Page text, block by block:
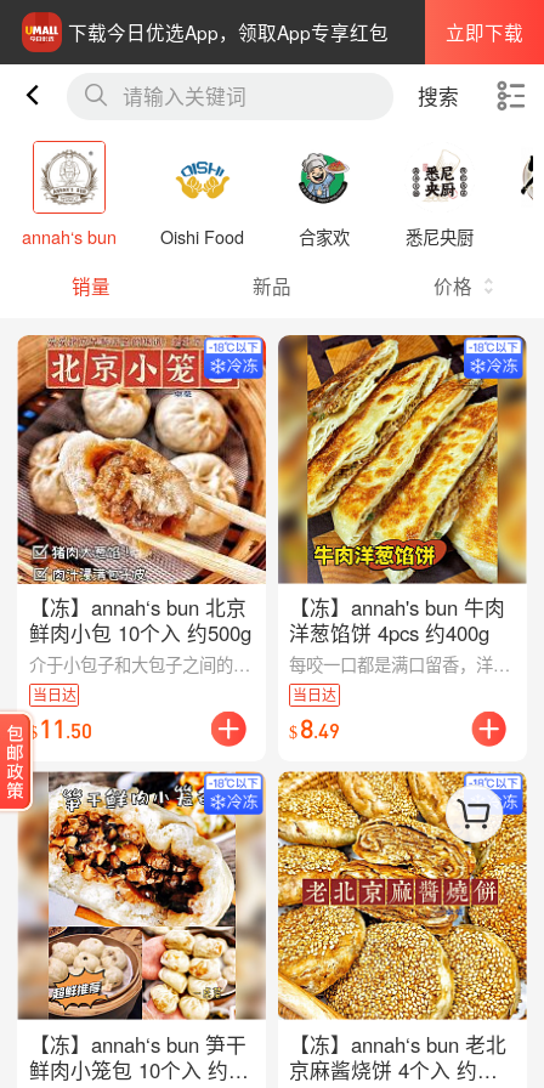
下载今日优选App，领取App专享红包 立即下载
请输入关键词 搜索
annah‘s bun Oishi Food 合家欢 悉尼央厨
销量 新品 价格
【冻】annah‘s bun 北京
鲜肉小包 10个入 约500g
介于小包子和大包子之间的“小笼包” 面皮口感送松软软还有筋性，用的三七比的后腿肉相对肉更香！全部真材实料和家里做的味道一样，也很适合小朋友吃~
当日达
$11.50
【冻】annah‘s bun 笋干
鲜肉小笼包 10个入 约
【冻】annah's bun 牛肉
洋葱馅饼 4pcs 约400g
每咬一口都是满口留香，洋葱配牛肉真的绝了！！我们搭配了灵魂料汁花椒水作为水打馅、少许孜然提升了整体馅料的鲜！一定要尝尝!保证吃不够
当日达
$8.49
【冻】annah‘s bun 老北
京麻酱烧饼 4个入 约